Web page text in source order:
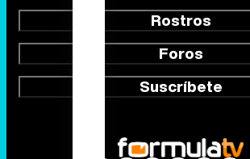
Rostros
Foros
Suscríbete